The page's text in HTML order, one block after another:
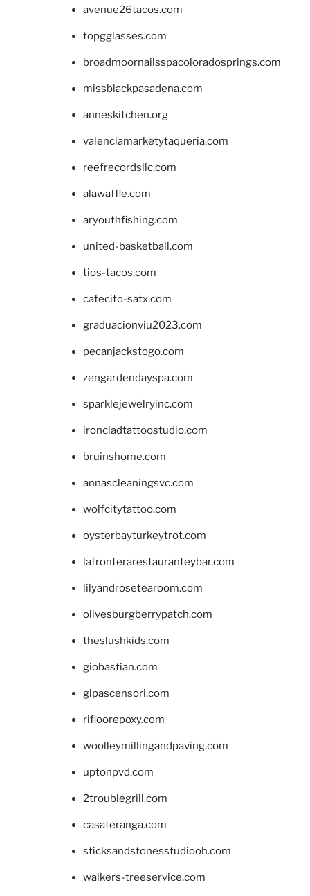
avenue26tacos.com
topgglasses.com
broadmoornailsspacoloradosprings.com
missblackpasadena.com
anneskitchen.org
valenciamarketytaqueria.com
reefrecordsllc.com
alawaffle.com
aryouthfishing.com
united-basketball.com
tios-tacos.com
cafecito-satx.com
graduacionviu2023.com
pecanjackstogo.com
zengardendayspa.com
sparklejewelryinc.com
ironcladtattoostudio.com
bruinshome.com
annascleaningsvc.com
wolfcitytattoo.com
oysterbayturkeytrot.com
lafronterarestauranteybar.com
lilyandrosetearoom.com
olivesburgberrypatch.com
theslushkids.com
giobastian.com
glpascensori.com
rifloorepoxy.com
woolleymillingandpaving.com
uptonpvd.com
2troublegrill.com
casateranga.com
sticksandstonesstudiooh.com
walkers-treeservice.com